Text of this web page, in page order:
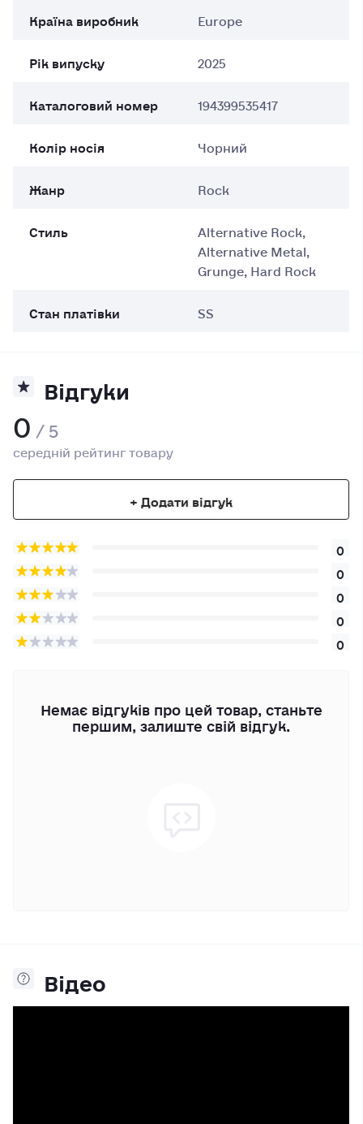
Країна виробник
Europe
Рік випуску
2025
Каталоговий номер
194399535417
Колір носія
Чорний
Жанр
Rock
Стиль
Alternative Rock,
Alternative Metal,
Grunge, Hard Rock
Стан платівки
SS
Відгуки
0 / 5
середній рейтинг товару
+ Додати відгук
0
0
0
0
0
Немає відгуків про цей товар, станьте
першим, залиште свій відгук.
Відео